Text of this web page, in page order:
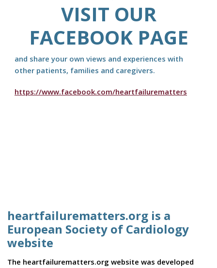
VISIT OUR
FACEBOOK PAGE
and share your own views and experiences with
other patients, families and caregivers.
https://www.facebook.com/heartfailurematters
heartfailurematters.org is a
European Society of Cardiology
website
The heartfailurematters.org website was developed